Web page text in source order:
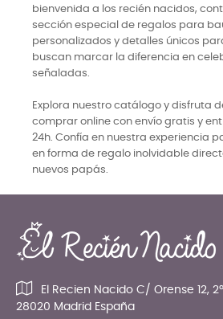
bienvenida a los recién nacidos,
sección especial de regalos para
personalizados y detalles únicos
buscan marcar la diferencia en
señaladas.
Explora nuestro catálogo y disfruta
comprar online con envío gratis y
24h. Confía en nuestra experiencia
en forma de regalo inolvidable
nuevos papás.
El Recien Nacido C/ Orense 12,
28020 Madrid España